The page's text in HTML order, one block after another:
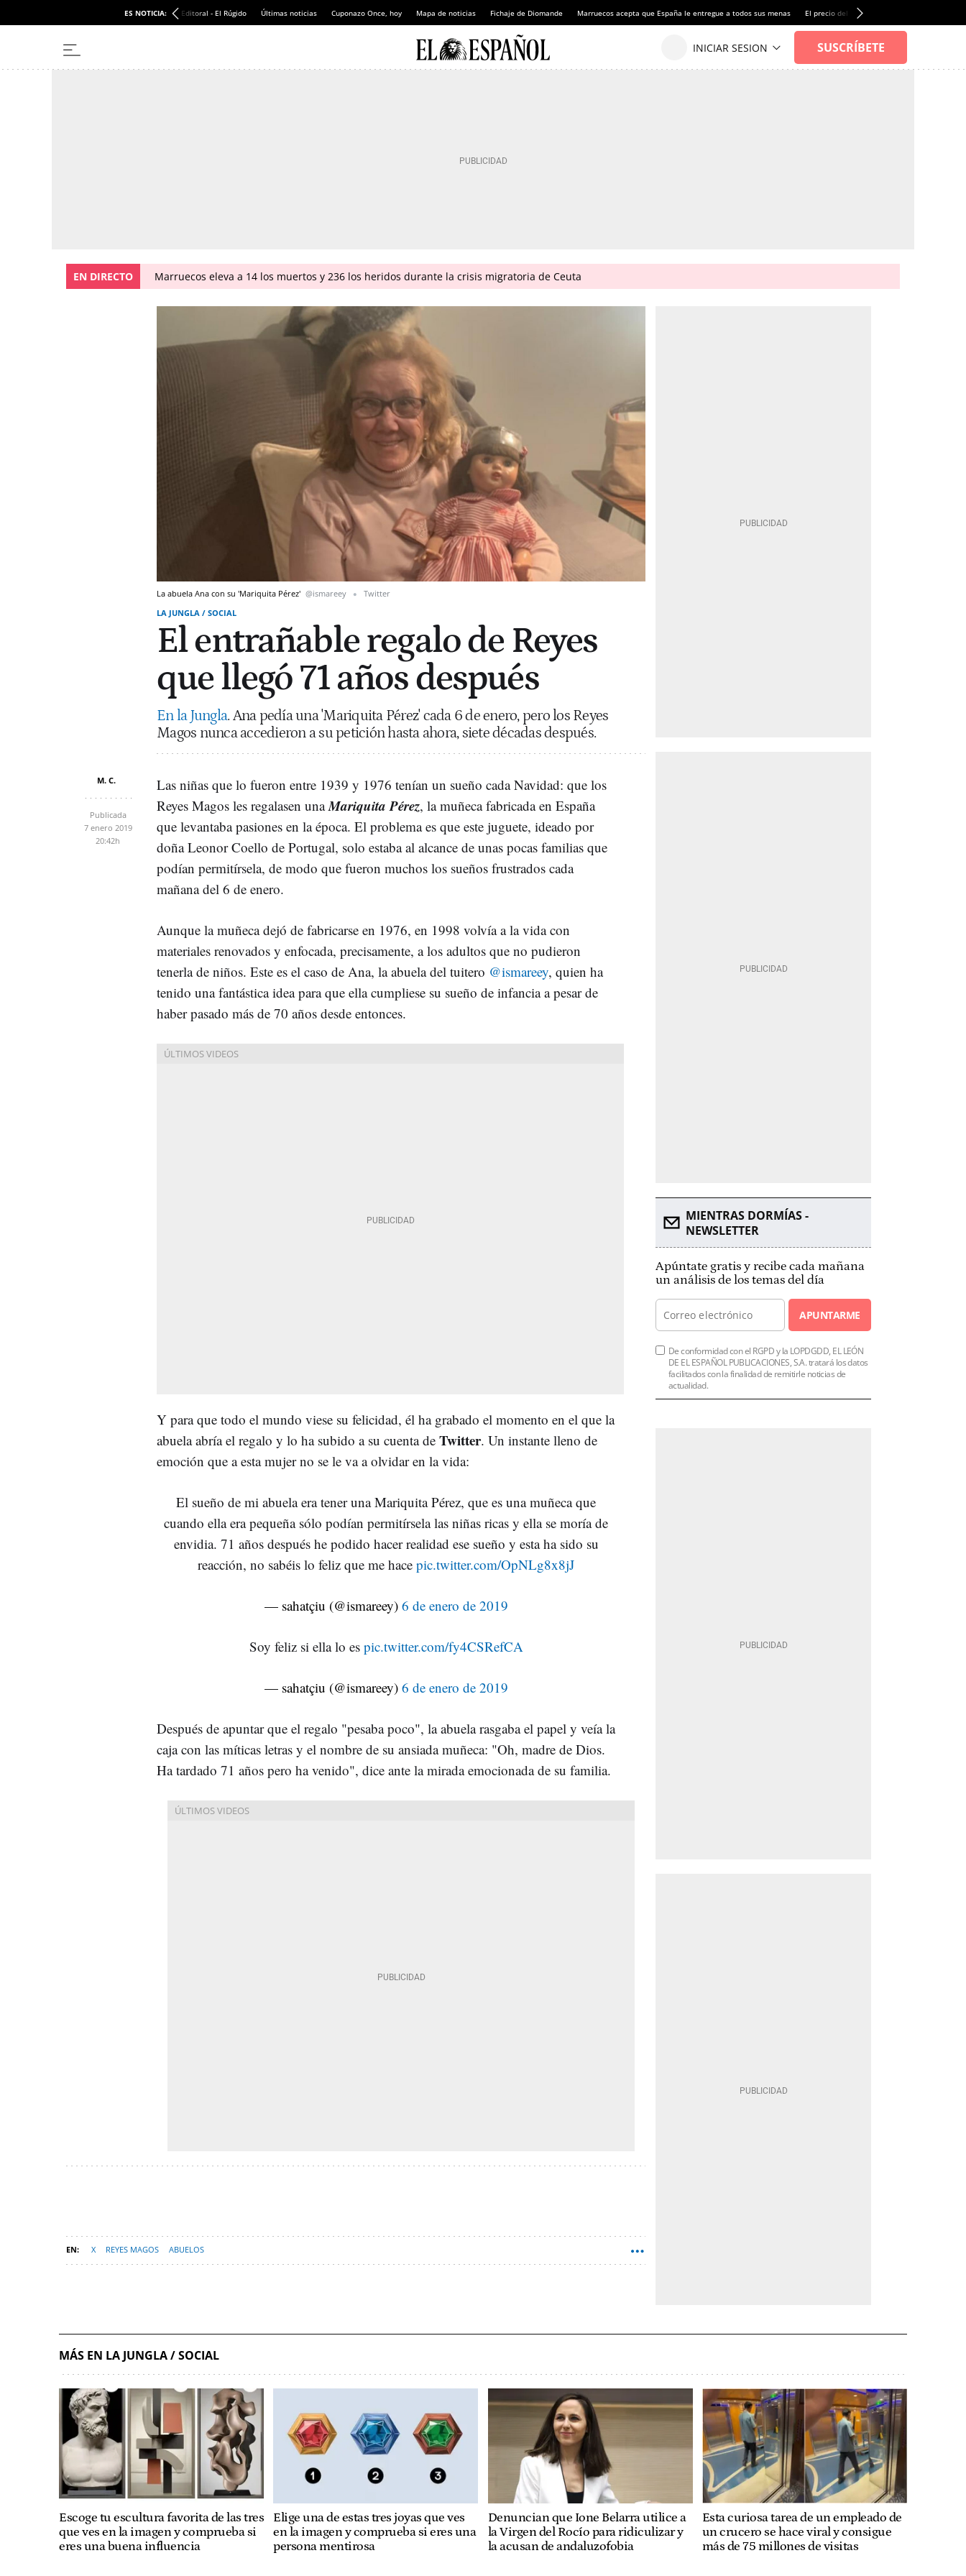
ES NOTICIA: Editoral - El Rúgido Últimas noticias Cuponazo Once, hoy Mapa de noticias Fichaje de Diomande Marruecos acepta que España le entregue a todos sus menas El precio del alquiler de vivienda baja por
EN DIRECTO Marruecos eleva a 14 los muertos y 236 los heridos durante la crisis migratoria de Ceuta
La abuela Ana con su 'Mariquita Pérez' @ismareey
Twitter
LA JUNGLA / SOCIAL
El entrañable regalo de Reyes
que llegó 71 años después
En la Jungla. Ana pedía una 'Mariquita Pérez' cada 6 de enero, pero los Reyes
Magos nunca accedieron a su petición hasta ahora, siete décadas después.
M. C.
Publicada
7 enero 2019
20:42h
Las niñas que lo fueron entre 1939 y 1976 tenían un sueño cada Navidad: que los
Reyes Magos les regalasen unaMariquita Pérez, la muñeca fabricada en España
que levantaba pasiones en la época. El problema es que este juguete, ideado por
doña Leonor Coello de Portugal, solo estaba al alcance de unas pocas familias que
podían permitírsela, de modo que fueron muchos los sueños frustrados cada
mañana del 6 de enero.
Aunque la muñeca dejó de fabricarse en 1976, en 1998 volvía a la vida con
materiales renovados y enfocada, precisamente, a los adultos que no pudieron
tenerla de niños. Este es el caso de Ana, la abuela del tuitero @ismareey, quien ha
tenido una fantástica idea para que ella cumpliese su sueño de infancia a pesar de
haber pasado más de 70 años desde entonces.
Y para que todo el mundo viese su felicidad, él ha grabado el momento en el que la
abuela abría el regalo y lo ha subido a su cuenta de Twitter. Un instante lleno de
emoción que a esta mujer no se le va a olvidar en la vida:
El sueño de mi abuela era tener una Mariquita Pérez, que es una muñeca que
cuando ella era pequeña sólo podían permitírsela las niñas ricas y ella se moría de
envidia. 71 años después he podido hacer realidad ese sueño y esta ha sido su
reacción, no sabéis lo feliz que me hacepic.twitter.com/OpNLg8x8jJ
— sahatçiu (@ismareey) 6 de enero de 2019
Soy feliz si ella lo es pic.twitter.com/fy4CSRefCA
— sahatçiu (@ismareey) 6 de enero de 2019
Después de apuntar que el regalo "pesaba poco", la abuela rasgaba el papel y veía la
caja con las míticas letras y el nombre de su ansiada muñeca: "Oh, madre de Dios.
Ha tardado 71 años pero ha venido", dice ante la mirada emocionada de su familia.
X REYES MAGOS ABUELOS
MIENTRAS DORMÍAS -
NEWSLETTER
Apúntate gratis y recibe cada mañana
un análisis de los temas del día
APUNTARME
De conformidad con el RGPD y la LOPDGDD, EL LEÓN
DE EL ESPAÑOL PUBLICACIONES, S.A. tratará los datos
facilitados con la finalidad de remitirle noticias de
actualidad.
MÁS EN LA JUNGLA / SOCIAL
Escoge tu escultura favorita de las tres
que ves en la imagen y comprueba si
eres una buena influencia
Elige una de estas tres joyas que ves
en la imagen y comprueba si eres una
persona mentirosa
Denuncian que Ione Belarra utilice a
la Virgen del Rocío para ridiculizar y
la acusan de andaluzofobia
Esta curiosa tarea de un empleado de
un crucero se hace viral y consigue
más de 75 millones de visitas